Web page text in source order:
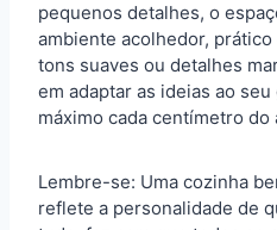
pequenos detalhes, o
ambiente acolhedor,
tons suaves ou detalhes
em adaptar as ideias ao
máximo cada centímetro do
Lembre-se: Uma cozinha
reflete a personalidade de